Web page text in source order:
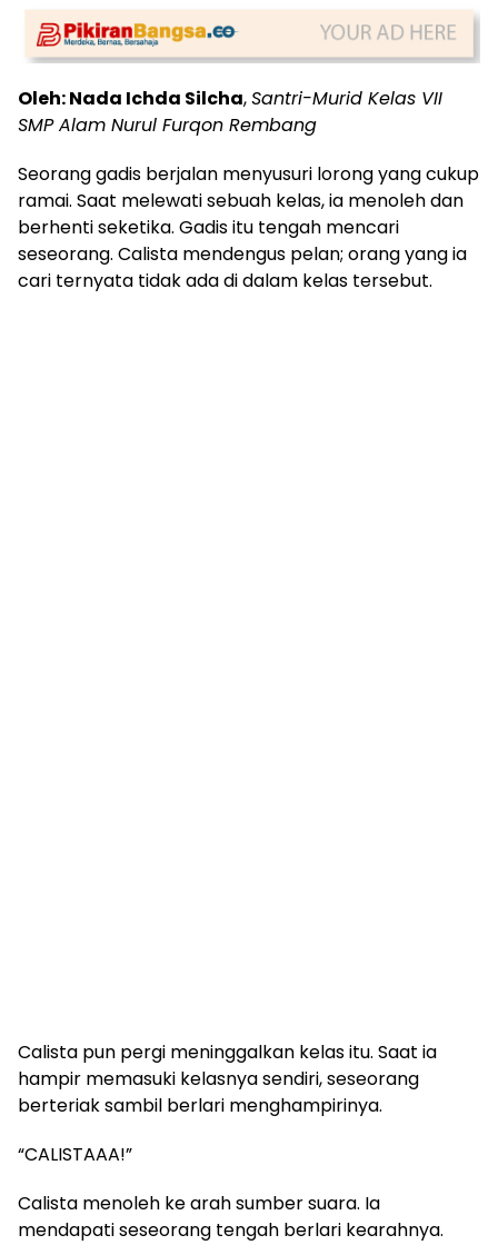
Oleh: Nada Ichda Silcha,Santri-Murid Kelas VII
SMP Alam Nurul Furqon Rembang
Seorang gadis berjalan menyusuri lorong yang cukup
ramai. Saat melewati sebuah kelas, ia menoleh dan
berhenti seketika. Gadis itu tengah mencari
seseorang. Calista mendengus pelan; orang yang ia
cari ternyata tidak ada di dalam kelas tersebut.
​Calista pun pergi meninggalkan kelas itu. Saat ia
hampir memasuki kelasnya sendiri, seseorang
berteriak sambil berlari menghampirinya.
​“CALISTAAA!”
​Calista menoleh ke arah sumber suara. Ia
mendapati seseorang tengah berlari kearahnya.